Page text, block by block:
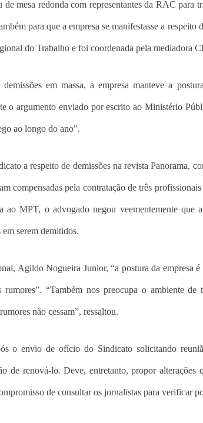
mesa redonda com representantes da RAC para
para que a empresa se manifestasse a
do Trabalho e foi coordenada pela mediadora
em massa, a empresa manteve a
o argumento enviado por escrito ao Ministério
ao longo do ano”.
a respeito de demissões na revista Panorama,
compensadas pela contratação de três
ao MPT, o advogado negou veementemente que
serem demitidos.
Agildo Nogueira Junior, “a postura da empresa
“Também nos preocupa o ambiente
não cessam”, ressaltou.
o envio de ofício do Sindicato solicitando
de renová-lo. Deve, entretanto, propor alterações
de consultar os jornalistas para verificar